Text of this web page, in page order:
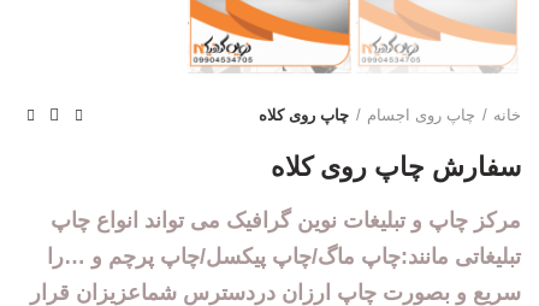
خانه چاپ روی اجسام چاپ روی کلاه
سفارش چاپ روی کلاه
مرکز چاپ و تبلیغات نوین گرافیک می تواند انواع چاپ
تبلیغاتی مانند:چاپ ماگ/چاپ پیکسل/چاپ پرچم و …را
سریع و بصورت چاپ ارزان دردسترس شماعزیزان قرار